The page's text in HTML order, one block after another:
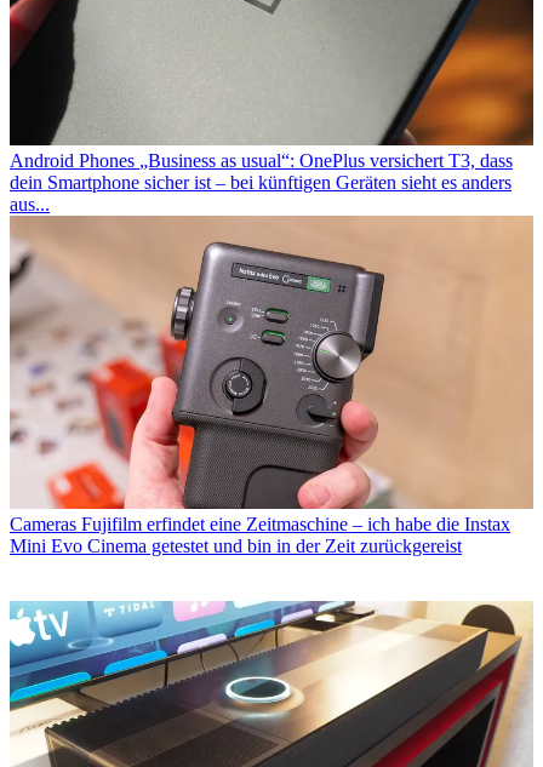
Android Phones „Business as usual“: OnePlus versichert T3, dass
dein Smartphone sicher ist – bei künftigen Geräten sieht es anders
aus...
Cameras Fujifilm erfindet eine Zeitmaschine – ich habe die Instax
Mini Evo Cinema getestet und bin in der Zeit zurückgereist